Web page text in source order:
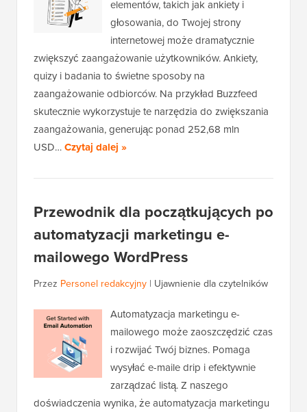
elementów, takich jak ankiety i
głosowania, do Twojej strony
internetowej może dramatycznie
zwiększyć zaangażowanie użytkowników. Ankiety,
quizy i badania to świetne sposoby na
zaangażowanie odbiorców. Na przykład Buzzfeed
skutecznie wykorzystuje te narzędzia do zwiększania
zaangażowania, generując ponad 252,68 mln
USD…Czytaj dalej »
Przewodnik dla początkujących po
automatyzacji marketingu e-
mailowego WordPress
Przez Personel redakcyjny | Ujawnienie dla czytelników
Automatyzacja marketingu e-
mailowego może zaoszczędzić czas
i rozwijać Twój biznes. Pomaga
wysyłać e-maile drip i efektywnie
zarządzać listą. Z naszego
doświadczenia wynika, że automatyzacja marketingu